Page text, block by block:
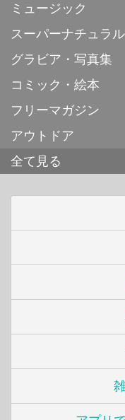
ミュージック
スーパーナチュラル
グラビア・写真集
コミック・絵本
フリーマガジン
アウトドア
全て見る